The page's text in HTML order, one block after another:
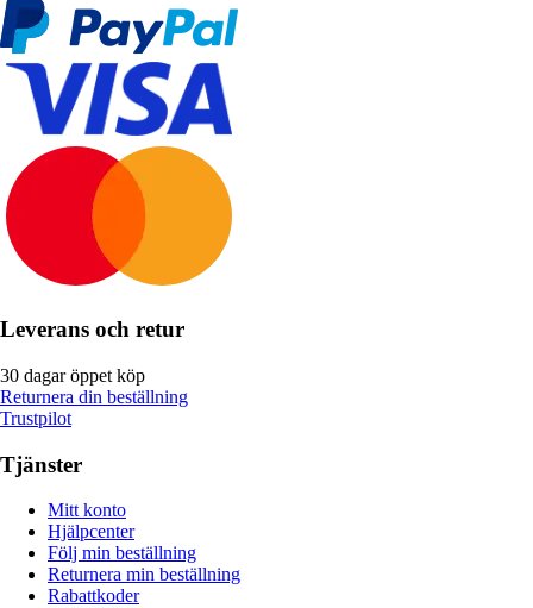
Leverans och retur
30 dagar öppet köp
Returnera din beställning
Trustpilot
Tjänster
Mitt konto
Hjälpcenter
Följ min beställning
Returnera min beställning
Rabattkoder